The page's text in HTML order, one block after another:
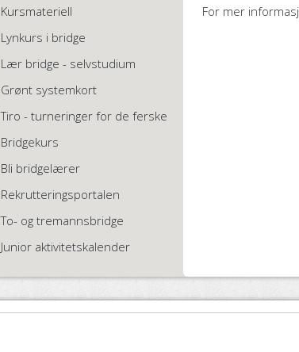
For mer
Kursmateriell
Lynkurs i bridge
Lær bridge - selvstudium
Grønt systemkort
Tiro - turneringer for de ferske
Bridgekurs
Bli bridgelærer
Rekrutteringsportalen
To- og tremannsbridge
Junior aktivitetskalender